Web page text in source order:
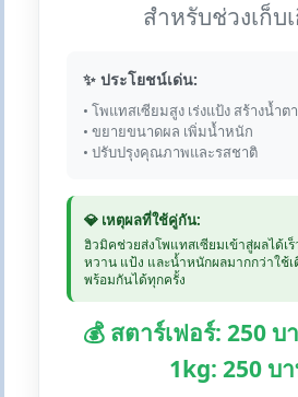
สำหรับช่วงเก็บ
✨ ประโยชน์เด่น:
• โพแทสเซียมสูง เร่งแป้ง สร้างน้ำต
• ขยายขนาดผล เพิ่มน้ำหนัก
• ปรับปรุงคุณภาพและรสชาติ
💎 เหตุผลที่ใช้คู่กัน:
ฮิวมิคช่วยส่งโพแทสเซียมเข้าสู่ผลได้เ
หวาน แป้ง และน้ำหนักผลมากกว่าใช้
พร้อมกันได้ทุกครั้ง
💰 สตาร์เฟอร์: 250
1kg: 250 บ